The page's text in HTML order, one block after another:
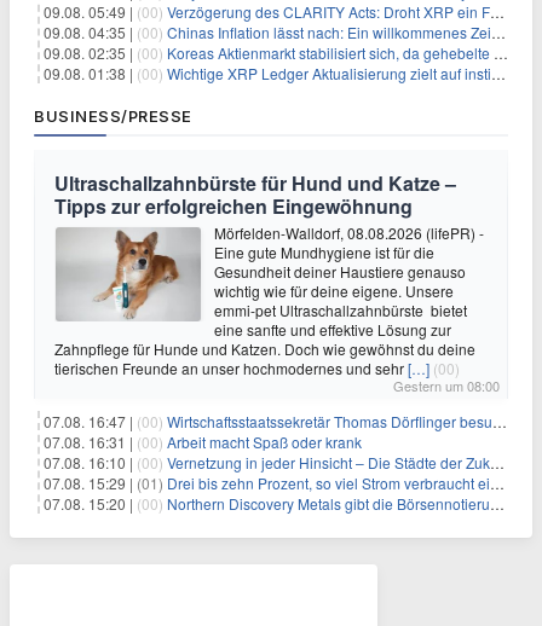
09.08. 05:49 | (00) Verzögerung des CLARITY Acts: Droht XRP ein Fall unter die $1-Marke?
09.08. 04:35 | (00) Chinas Inflation lässt nach: Ein willkommenes Zeichen für Investoren angesichts der Folgen des Öl-Schocks
09.08. 02:35 | (00) Koreas Aktienmarkt stabilisiert sich, da gehebelte Positionen abgebaut werden
09.08. 01:38 | (00) Wichtige XRP Ledger Aktualisierung zielt auf institutionelle Akzeptanz ab
BUSINESS/PRESSE
Ultraschallzahnbürste für Hund und Katze –
Tipps zur erfolgreichen Eingewöhnung
Mörfelden-Walldorf, 08.08.2026 (lifePR) -
Eine gute Mundhygiene ist für die
Gesundheit deiner Haustiere genauso
wichtig wie für deine eigene. Unsere
emmi-pet Ultraschallzahnbürste bietet
eine sanfte und effektive Lösung zur
Zahnpflege für Hunde und Katzen. Doch wie gewöhnst du deine
tierischen Freunde an unser hochmodernes und sehr[…] (00)
Gestern um 08:00
07.08. 16:47 | (00) Wirtschaftsstaatssekretär Thomas Dörflinger besucht Handwerksbetrieb im Kammerbezirk Freiburg
07.08. 16:31 | (00) Arbeit macht Spaß oder krank
07.08. 16:10 | (00) Vernetzung in jeder Hinsicht – Die Städte der Zukunft sind grün-blau
07.08. 15:29 | (01) Drei bis zehn Prozent, so viel Strom verbraucht ein Aufzug im Gebäude
07.08. 15:20 | (00) Northern Discovery Metals gibt die Börsennotierung an der Frankfurter Wertpapierbörse bekannt